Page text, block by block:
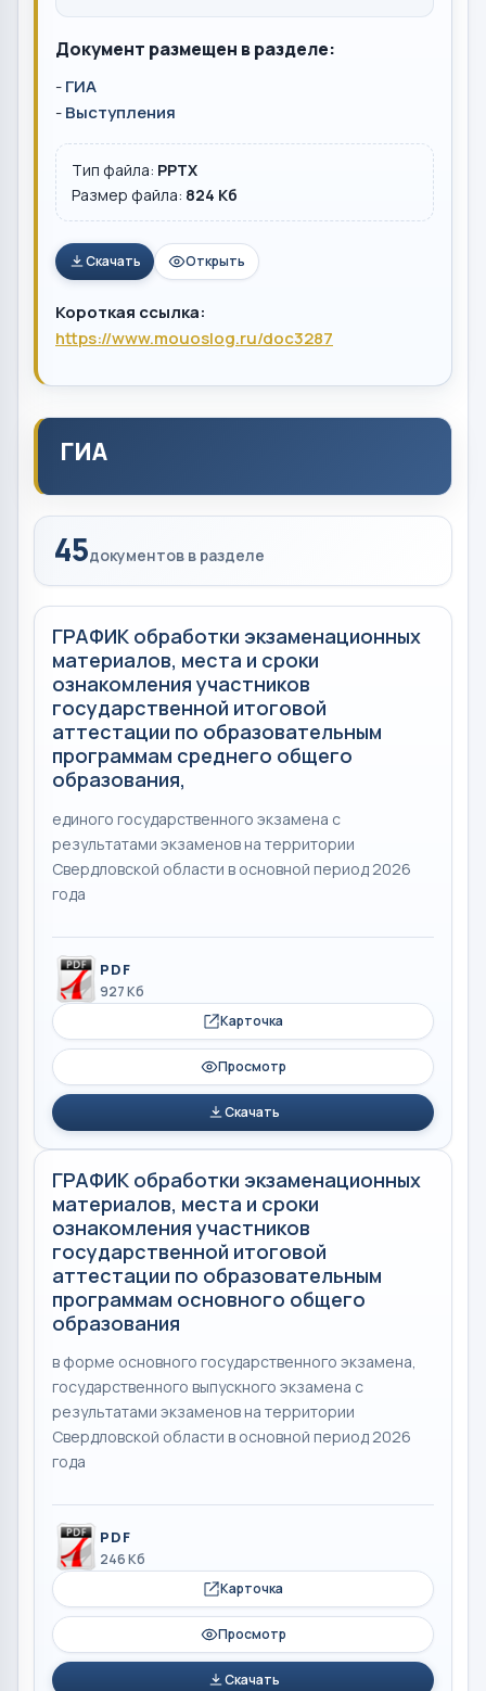
Документ размещен в разделе:
-ГИА
-Выступления
Тип файла: PPTX
Размер файла: 824 Кб
Скачать Открыть
Короткая ссылка:
https://www.mouoslog.ru/doc3287
ГИА
45документов в разделе
ГРАФИК обработки экзаменационных
материалов, места и сроки
ознакомления участников
государственной итоговой
аттестации по образовательным
программам среднего общего
образования,
единого государственного экзамена с
результатами экзаменов на территории
Свердловской области в основной период 2026
года
PDF
927 Кб
Карточка
Просмотр
Скачать
ГРАФИК обработки экзаменационных
материалов, места и сроки
ознакомления участников
государственной итоговой
аттестации по образовательным
программам основного общего
образования
в форме основного государственного экзамена,
государственного выпускного экзамена с
результатами экзаменов на территории
Свердловской области в основной период 2026
года
PDF
246 Кб
Карточка
Просмотр
Скачать